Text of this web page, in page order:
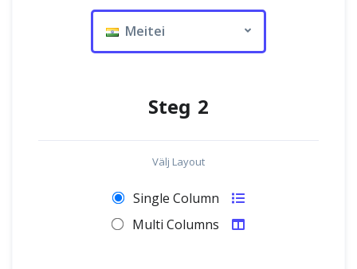
Meitei
Steg 2
Välj Layout
Single Column
Multi Columns